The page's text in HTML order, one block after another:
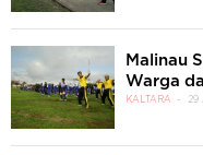
Malinau
Warga
KALTARA 29